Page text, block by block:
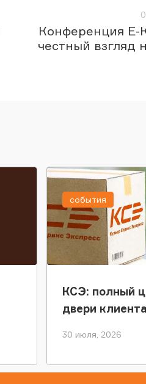
Конференция Е-
честный взгляд
КСЭ: полный
двери клиента
30 июля, 2026
события